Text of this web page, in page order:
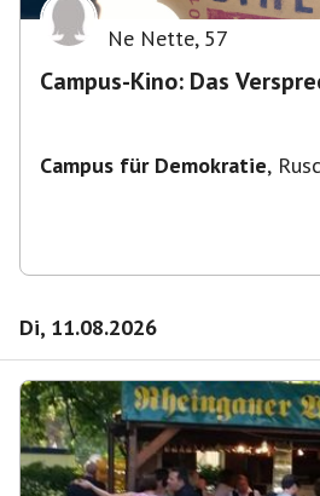
Ne Nette, 57
Campus-Kino: Das
Campus für Demokratie,
Di, 11.08.2026